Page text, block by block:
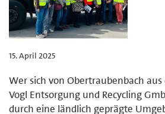
15. April 2025
Wer sich von Obertraubenbach
Vogl Entsorgung und Recycling
durch eine ländlich geprägte